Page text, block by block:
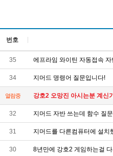
번호
35 에프라임 와이틴 자동접속
34 지머드 명령어 질문입니다!
열람중 강호2 오망진 아시는분 계신
32 지머드 자반 쓰는데 함수 질
31 지머드를 다른컴퓨터에 설치
30 8년만에 강호2 게임하는걸